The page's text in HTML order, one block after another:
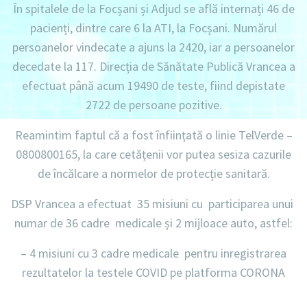
În spitalele de la Focșani și Adjud se află internați 46 de
pacienți, dintre care 6 la ATI, la Focșani. Numărul
persoanelor vindecate a ajuns la 2420, iar a persoanelor
decedate la 117. Direcția de Sănătate Publică Vrancea a
efectuat până acum 19490 de teste, fiind depistate
2722 de persoane pozitive.
Reamintim faptul că a fost înființată o linie TelVerde –
0800800165, la care cetățenii vor putea sesiza cazurile
de încălcare a normelor de protecție sanitară.
DSP Vrancea a efectuat 35 misiuni cu participarea unui
numar de 36 cadre medicale și 2 mijloace auto, astfel:
– 4 misiuni cu 3 cadre medicale pentru inregistrarea
rezultatelor la testele COVID pe platforma CORONA